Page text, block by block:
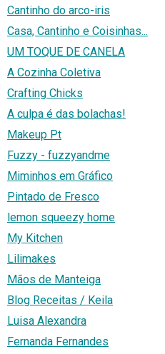
Cantinho do arco-iris
Casa, Cantinho e Coisinhas...
UM TOQUE DE CANELA
A Cozinha Coletiva
Crafting Chicks
A culpa é das bolachas!
Makeup Pt
Fuzzy - fuzzyandme
Miminhos em Gráfico
Pintado de Fresco
lemon squeezy home
My Kitchen
Lilimakes
Mãos de Manteiga
Blog Receitas / Keila
Luisa Alexandra
Fernanda Fernandes